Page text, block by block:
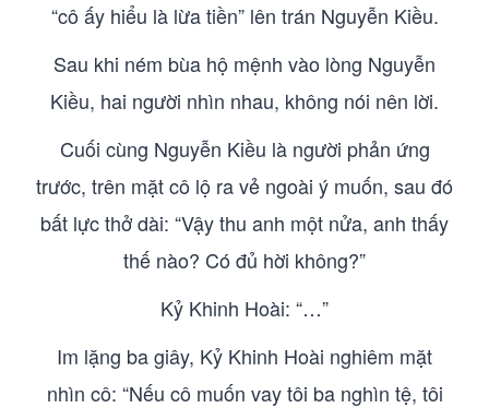
“cô ấy hiểu là lừa tiền” lên trán Nguyễn Kiều.
Sau khi ném bùa hộ mệnh vào lòng Nguyễn
Kiều, hai người nhìn nhau, không nói nên lời.
Cuối cùng Nguyễn Kiều là người phản ứng
trước, trên mặt cô lộ ra vẻ ngoài ý muốn, sau đó
bất lực thở dài: “Vậy thu anh một nửa, anh thấy
thế nào? Có đủ hời không?”
Kỷ Khinh Hoài: “…”
Im lặng ba giây, Kỷ Khinh Hoài nghiêm mặt
nhìn cô: “Nếu cô muốn vay tôi ba nghìn tệ, tôi